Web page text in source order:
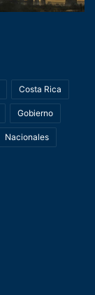
Costa Rica
Gobierno
Nacionales